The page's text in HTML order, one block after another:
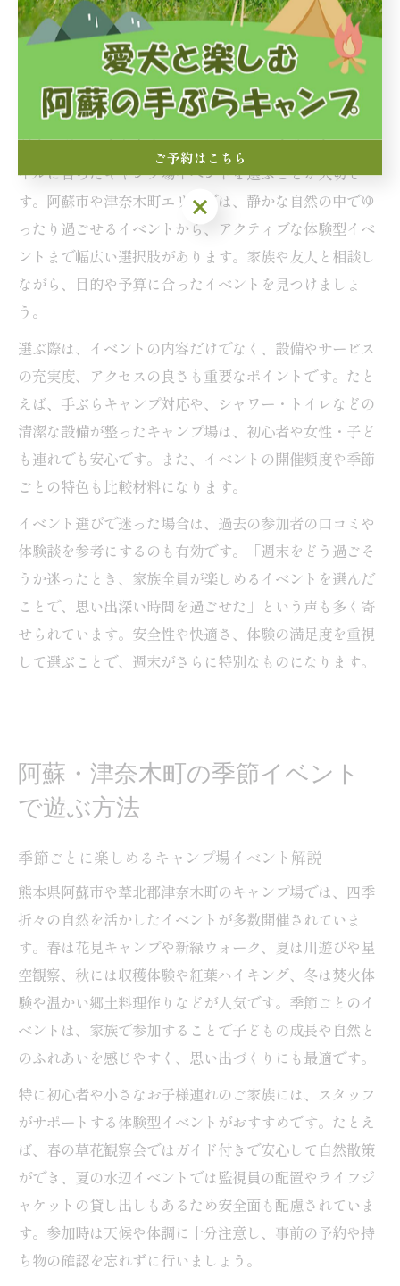
する場合は、体験の難易度や所要時間もチェックし、無
理のない範囲で楽しむことをおすすめします。
週末を彩るキャンプ場イベントの選び方と魅力
週末の過ごし方を充実させるためには、自分たちのスタ
イルに合ったキャンプ場イベントを選ぶことが大切で
す。阿蘇市や津奈木町エリアでは、静かな自然の中でゆ
ったり過ごせるイベントから、アクティブな体験型イベ
ントまで幅広い選択肢があります。家族や友人と相談し
ながら、目的や予算に合ったイベントを見つけましょ
う。
選ぶ際は、イベントの内容だけでなく、設備やサービス
の充実度、アクセスの良さも重要なポイントです。たと
えば、手ぶらキャンプ対応や、シャワー・トイレなどの
清潔な設備が整ったキャンプ場は、初心者や女性・子ど
も連れでも安心です。また、イベントの開催頻度や季節
ごとの特色も比較材料になります。
イベント選びで迷った場合は、過去の参加者の口コミや
体験談を参考にするのも有効です。「週末をどう過ごそ
うか迷ったとき、家族全員が楽しめるイベントを選んだ
ことで、思い出深い時間を過ごせた」という声も多く寄
せられています。安全性や快適さ、体験の満足度を重視
して選ぶことで、週末がさらに特別なものになります。
阿蘇・津奈木町の季節イベント
で遊ぶ方法
季節ごとに楽しめるキャンプ場イベント解説
熊本県阿蘇市や葦北郡津奈木町のキャンプ場では、四季
折々の自然を活かしたイベントが多数開催されていま
す。春は花見キャンプや新緑ウォーク、夏は川遊びや星
空観察、秋には収穫体験や紅葉ハイキング、冬は焚火体
験や温かい郷土料理作りなどが人気です。季節ごとのイ
ベントは、家族で参加することで子どもの成長や自然と
のふれあいを感じやすく、思い出づくりにも最適です。
特に初心者や小さなお子様連れのご家族には、スタッフ
がサポートする体験型イベントがおすすめです。たとえ
ば、春の草花観察会ではガイド付きで安心して自然散策
ができ、夏の水辺イベントでは監視員の配置やライフジ
ャケットの貸し出しもあるため安全面も配慮されていま
す。参加時は天候や体調に十分注意し、事前の予約や持
ち物の確認を忘れずに行いましょう。
ご予約はこちら
ご予約はこちら